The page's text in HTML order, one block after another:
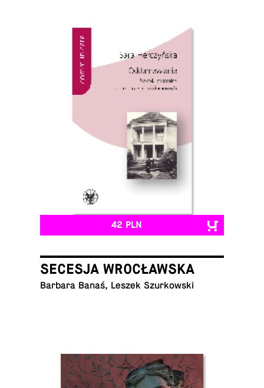
42 PLN
SECESJA WROCŁAWSKA
Barbara Banaś, Leszek Szurkowski